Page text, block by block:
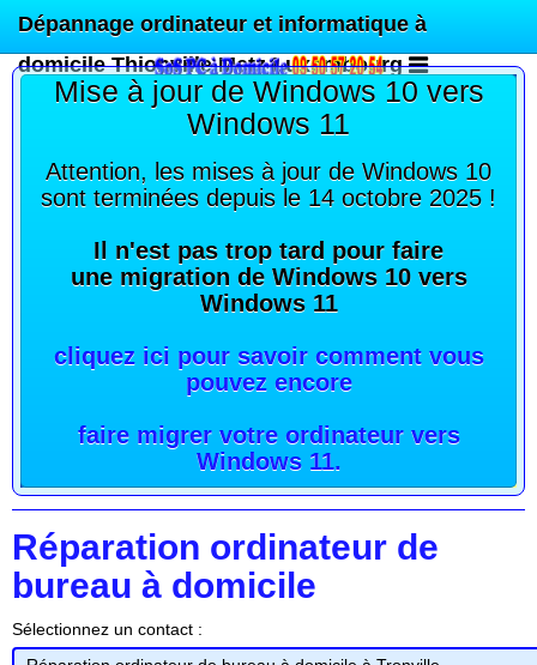
Dépannage ordinateur et informatique à
domicile Thionville Metz Luxembourg
Mise à jour de Windows 10 vers
Windows 11
Attention, les mises à jour de Windows 10
sont terminées depuis le 14 octobre 2025 !
Il n'est pas trop tard pour faire
une migration de Windows 10 vers
Windows 11
cliquez ici pour savoir comment vous
pouvez encore
faire migrer votre ordinateur vers
Windows 11.
Réparation ordinateur de
bureau à domicile
Sélectionnez un contact :